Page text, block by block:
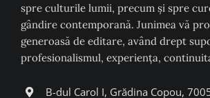
spre culturile lumii, precum şi spre
gândire contemporană. Junimea vă
generoasă de editare, având drept
profesionalismul, experiența,
B-dul Carol I, Grădina Copou,